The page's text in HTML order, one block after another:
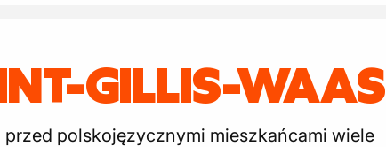
GILLIS-WAAS
polskojęzycznymi mieszkańcami wiele